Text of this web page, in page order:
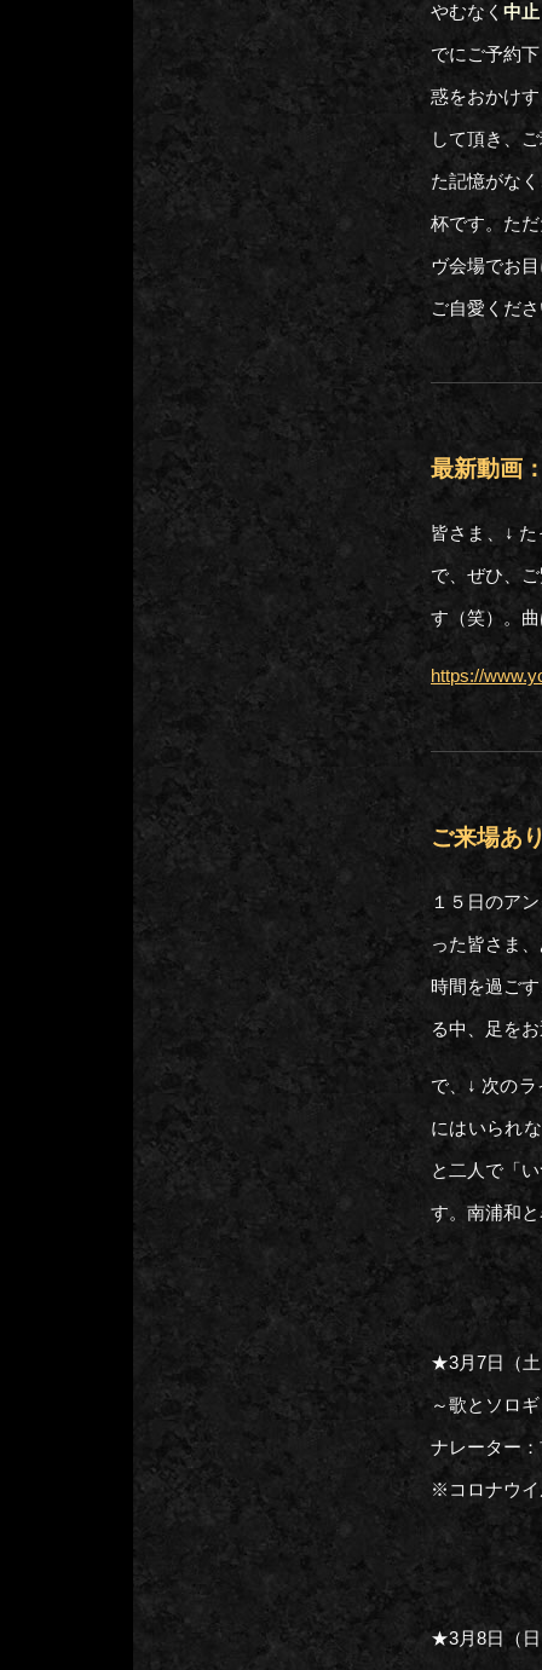
やむなく 中
でにご予約
惑をおかけ
して頂き、
た記憶がな
杯です。た
ヴ会場でお
ご自愛くだ
最新動画
皆さま、↓
で、ぜひ、
す（笑）。
https://
ご来場あ
１５日のア
った皆さま
時間を過ご
る中、足を
で、↓ 次の
にはいられ
と二人で「
す。南浦和
★3月7日（
～歌とソロ
ナレーター
※コロナウイ
★3月8日（